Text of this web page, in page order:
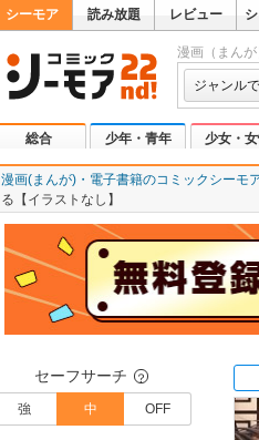
シーモア 読み放題 レビュー
漫画（まん
ジャンル
総合 少年・青年 少女・
漫画(まんが)・電子書籍のコミックシーモ
る【イラストなし】
セーフサーチ ？
強 中 OFF